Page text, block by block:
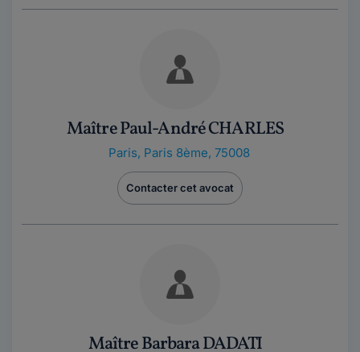
Maître Paul-André CHARLES
Paris, Paris 8ème, 75008
Contacter cet avocat
Maître Barbara DADATI